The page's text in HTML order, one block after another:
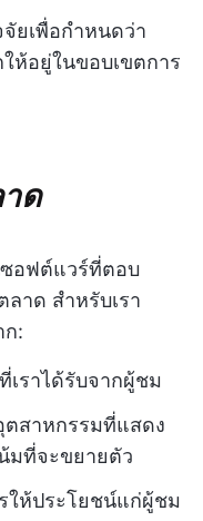
ยเพื่อกำหนดว่า
ห้อยู่ในขอบเขตการ
ด
ซอฟต์แวร์ที่ตอบ
าด สำหรับเรา
ก:
ราได้รับจากผู้ชม
สาหกรรมที่แสดง
มที่จะขยายตัว
ห้ประโยชน์แก่ผู้ชม